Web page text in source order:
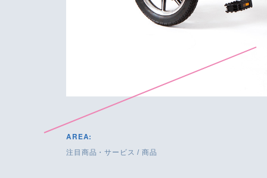
AREA:
注目商品・サービス / 商品